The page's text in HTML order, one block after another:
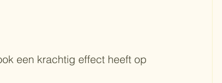
een krachtig effect heeft op